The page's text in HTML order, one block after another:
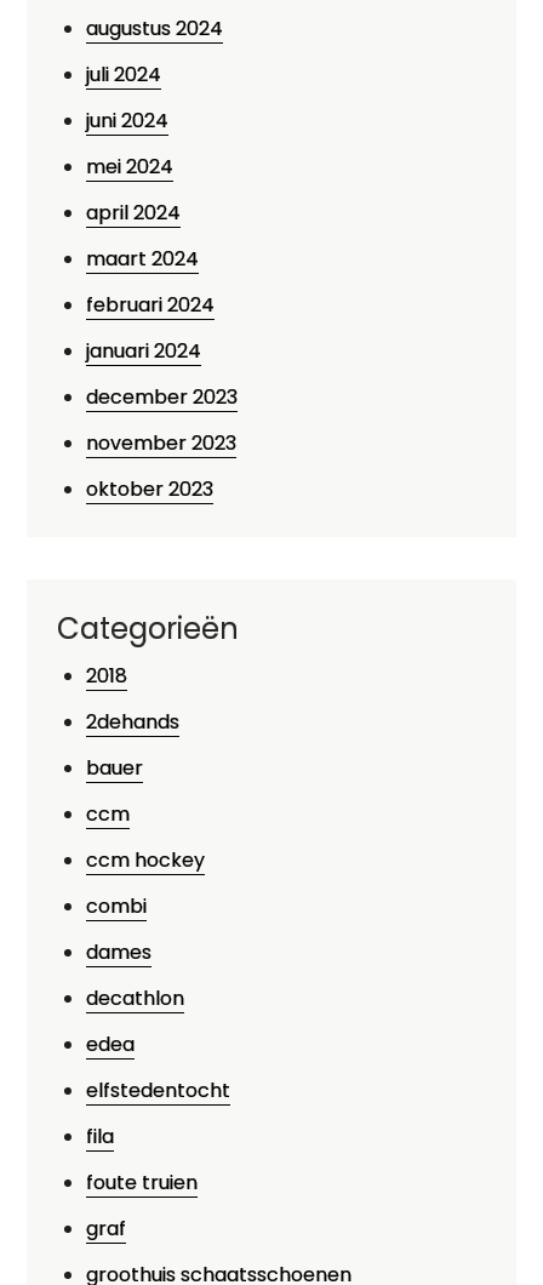
augustus 2024
juli 2024
juni 2024
mei 2024
april 2024
maart 2024
februari 2024
januari 2024
december 2023
november 2023
oktober 2023
Categorieën
2018
2dehands
bauer
ccm
ccm hockey
combi
dames
decathlon
edea
elfstedentocht
fila
foute truien
graf
groothuis schaatsschoenen